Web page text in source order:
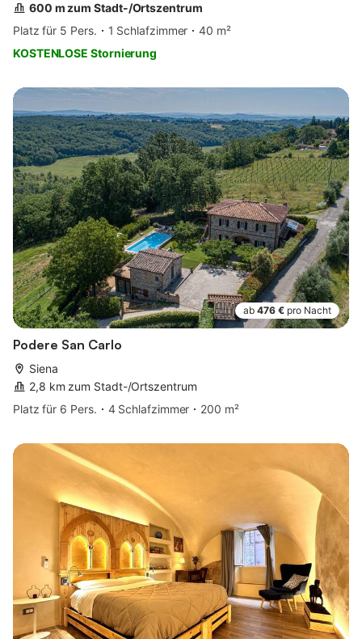
600 m zum Stadt-/Ortszentrum
Platz für 5 Pers.
1 Schlafzimmer
40 m²
KOSTENLOSE Stornierung
ab 476 € pro Nacht
Podere San Carlo
Siena
2,8 km zum Stadt-/Ortszentrum
Platz für 6 Pers.
4 Schlafzimmer 200 m²